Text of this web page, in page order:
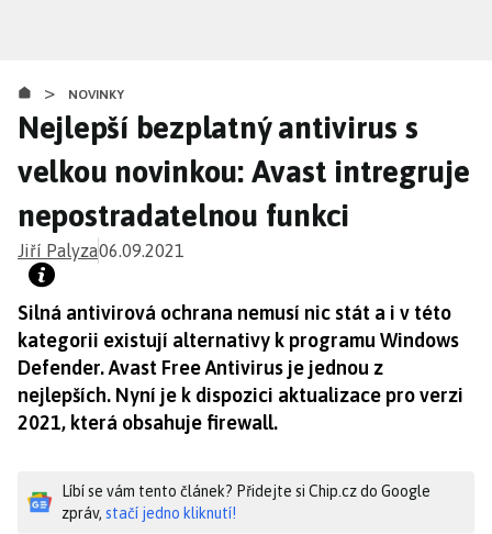
obsahu
> NOVINKY
Nejlepší bezplatný antivirus s
velkou novinkou: Avast intregruje
nepostradatelnou funkci
Jiří Palyza06.09.2021
Silná antivirová ochrana nemusí nic stát a i v této
kategorii existují alternativy k programu Windows
Defender. Avast Free Antivirus je jednou z
nejlepších. Nyní je k dispozici aktualizace pro verzi
2021, která obsahuje firewall.
Líbí se vám tento článek? Přidejte si Chip.cz do Google
zpráv, stačí jedno kliknutí!